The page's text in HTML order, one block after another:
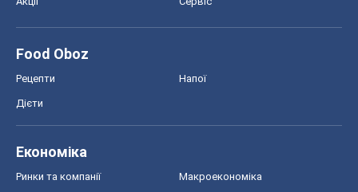
Food Oboz
Рецепти Напої
Дієти
Економіка
Ринки та компанії Макроекономіка